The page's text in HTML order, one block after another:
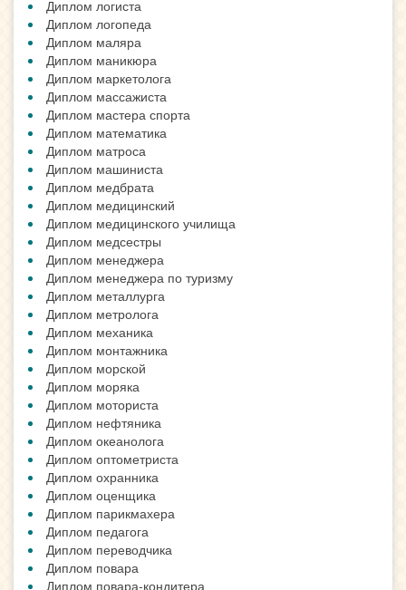
Диплом логиста
Диплом логопеда
Диплом маляра
Диплом маникюра
Диплом маркетолога
Диплом массажиста
Диплом мастера спорта
Диплом математика
Диплом матроса
Диплом машиниста
Диплом медбрата
Диплом медицинский
Диплом медицинского училища
Диплом медсестры
Диплом менеджера
Диплом менеджера по туризму
Диплом металлурга
Диплом метролога
Диплом механика
Диплом монтажника
Диплом морской
Диплом моряка
Диплом моториста
Диплом нефтяника
Диплом океанолога
Диплом оптометриста
Диплом охранника
Диплом оценщика
Диплом парикмахера
Диплом педагога
Диплом переводчика
Диплом повара
Диплом повара-кондитера